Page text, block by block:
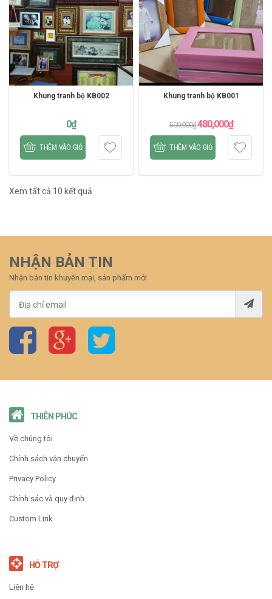
Khung tranh bộ KB002
0₫
THÊM VÀO GIỎ
Khung tranh bộ KB001
500,000₫480,000₫
THÊM VÀO GIỎ
Xem tất cả 10 kết quả
NHẬN BẢN TIN
Nhận bản tin khuyến mại, sản phẩm mới
THIÊN PHÚC
Về chúng tôi
Chính sách vận chuyển
Privacy Policy
Chính sác và quy định
Custom Link
HỖ TRỢ
Liên hệ